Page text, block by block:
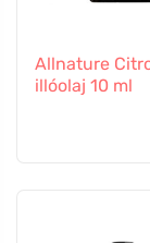
Allnature
illóolaj 10 ml